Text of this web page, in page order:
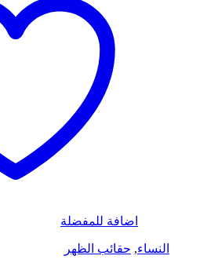
اضافة للمفضلة
النساء, حقائب الظهر